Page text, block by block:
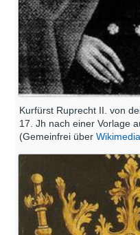
Kurfürst Ruprecht II. von
17. Jh nach einer Vorlage
(Gemeinfrei über